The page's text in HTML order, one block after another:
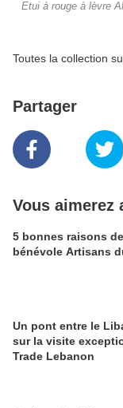
Etui à rouge à lèvre
Toutes la collection
Partager
Vous aimerez
5 bonnes raisons
bénévole Artisans
Un pont entre le
sur la visite
Trade Lebanon